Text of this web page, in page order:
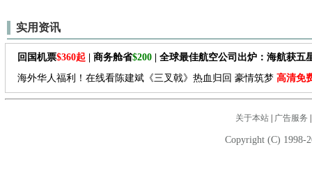
实用资讯
回国机票$360起 | 商务舱省$200 | 全球最佳航空公司出炉：海航获五
海外华人福利！在线看陈建斌《三叉戟》热血归回 豪情筑梦 高清免
关于本站| 广告服务
Copyright (C) 1998-